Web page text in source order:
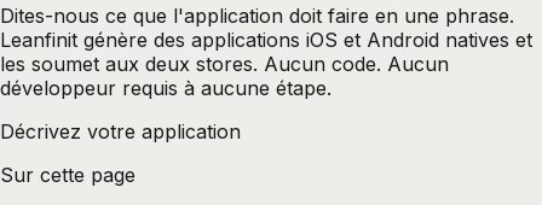
Dites-nous ce que l'application doit faire en une phrase.
Leanfinit génère des applications iOS et Android natives et
les soumet aux deux stores. Aucun code. Aucun
développeur requis à aucune étape.
Décrivez votre application
Sur cette page